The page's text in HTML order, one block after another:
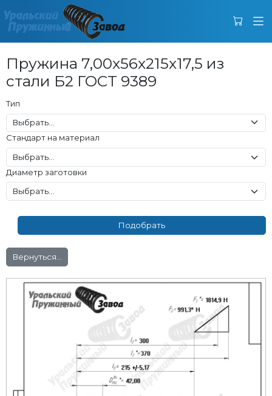
Пружина 7,00x56x215x17,5 из
стали Б2 ГОСТ 9389
Тип
Стандарт на материал
Диаметр заготовки
Вернуться...